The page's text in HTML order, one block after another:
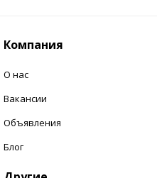
Компания
О нас
Вакансии
Объявления
Блог